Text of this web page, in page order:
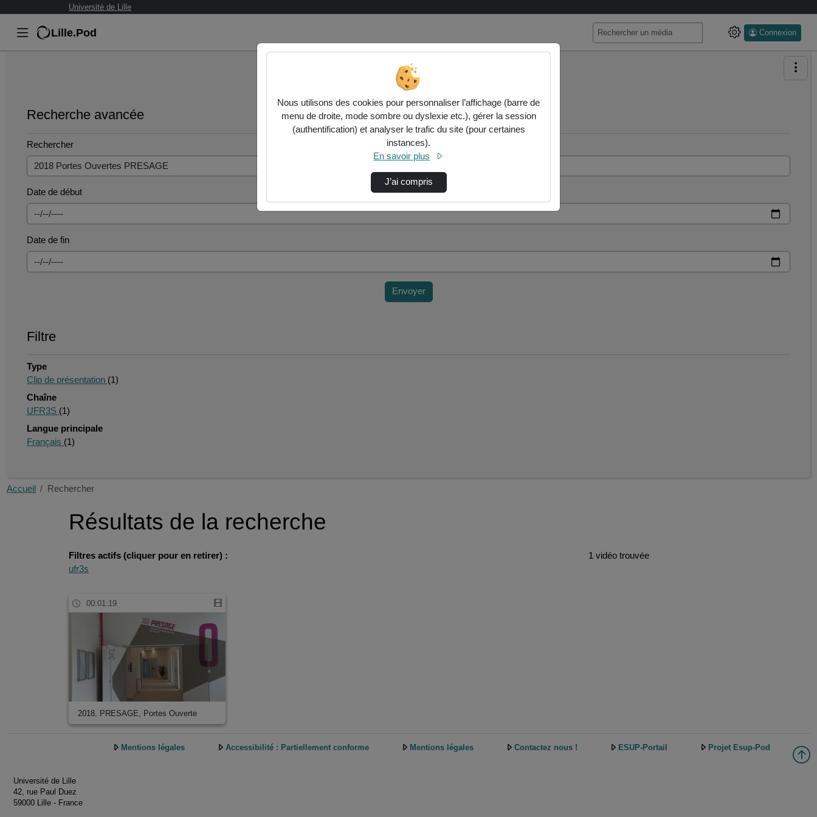
Université de Lille
Lille.Pod Connexion
Recherche avancée
Rechercher
Date de début
Date de fin
Envoyer
Filtre
Type
Clip de présentation (1)
Chaîne
UFR3S (1)
Langue principale
Français (1)
Accueil Rechercher
Résultats de la recherche
Filtres actifs (cliquer pour en retirer) :
ufr3s
1 vidéo trouvée
00:01:19
2018, PRESAGE, Portes Ouverte
Université de Lille
42, rue Paul Duez
59000 Lille - France
Mentions légales Accessibilité : Partiellement conforme Mentions légales Contactez nous ! ESUP-Portail Projet Esup-Pod
Nous utilisons des cookies pour personnaliser l’affichage (barre de
menu de droite, mode sombre ou dyslexie etc.), gérer la session
(authentification) et analyser le trafic du site (pour certaines
instances).
En savoir plus
J’ai compris